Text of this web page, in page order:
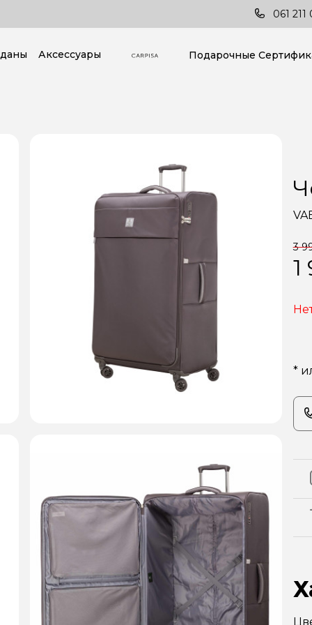
061 211
Аксессуары Подарочные
3
1
*